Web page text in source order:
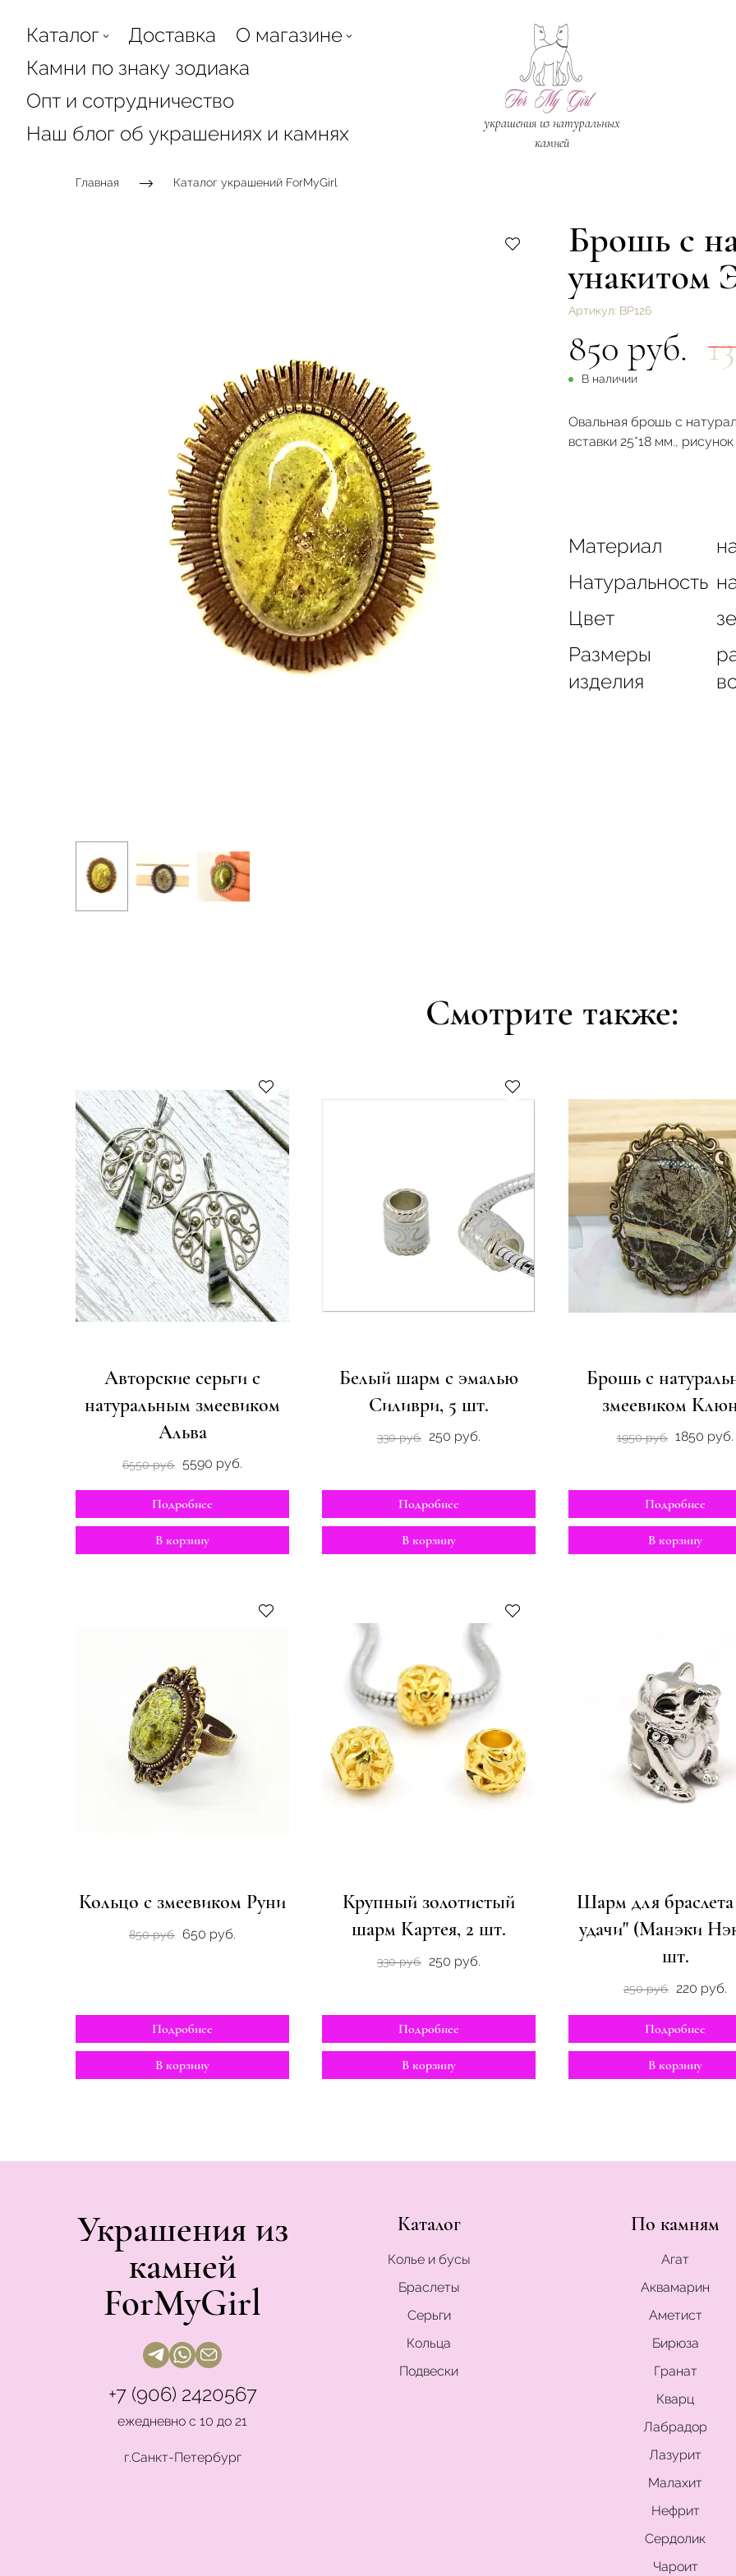
Каталог Доставка
О магазине
Камни по знаку зодиака
Опт и сотрудничество
Наш блог об украшениях и камнях
украшения из натуральных
камней
Главная Каталог украшений ForMyGirl
Брошь с
унакитом
Артикул: ВР126
850 руб.
В наличии
Овальная брошь с
вставки 25*18 мм.,
Материал
Натуральность
Цвет
Размеры
изделия
Смотрите также:
Авторские серьги с
натуральным змеевиком
Альва
6550 руб. 5590 руб.
Подробнее
В корзину
Белый шарм с эмалью
Силиври, 5 шт.
330 руб. 250 руб.
Подробнее
В корзину
Брошь с
змеевиком
1950 руб. 1850 руб.
Подробнее
В корзину
Кольцо с змеевиком Руни
850 руб. 650 руб.
Подробнее
В корзину
Крупный золотистый
шарм Картея, 2 шт.
330 руб. 250 руб.
Подробнее
В корзину
Шарм для
удачи" (Манэки
шт.
250 руб. 220 руб.
Подробнее
В корзину
Украшения из
камней
ForMyGirl
+7 (906) 2420567
ежедневно с 10 до 21
г.Санкт-Петербург
Каталог
Колье и бусы
Браслеты
Серьги
Кольца
Подвески
По камням
Агат
Аквамарин
Аметист
Бирюза
Гранат
Кварц
Лабрадор
Лазурит
Малахит
Нефрит
Сердолик
Чароит